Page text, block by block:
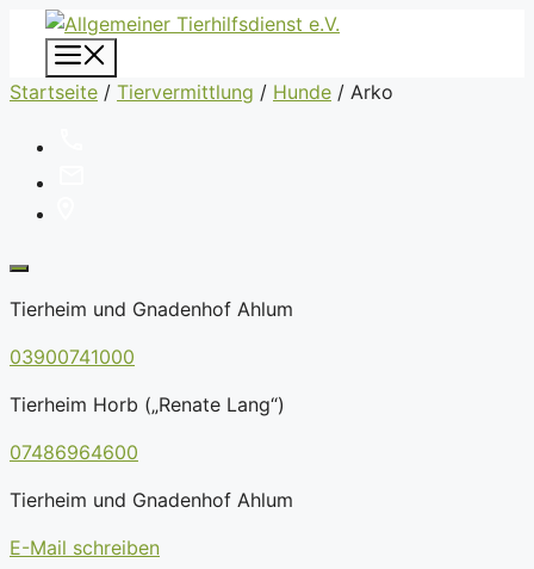
Zum
Inhalt
springen
Startseite / Tiervermittlung / Hunde / Arko
Tierheim und Gnadenhof Ahlum
03900741000
Tierheim Horb („Renate Lang“)
07486964600
Tierheim und Gnadenhof Ahlum
E-Mail schreiben